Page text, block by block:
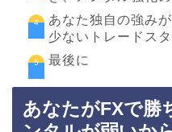
あなた独自の強み
少ないトレードス
最後に
あなたがFXで勝